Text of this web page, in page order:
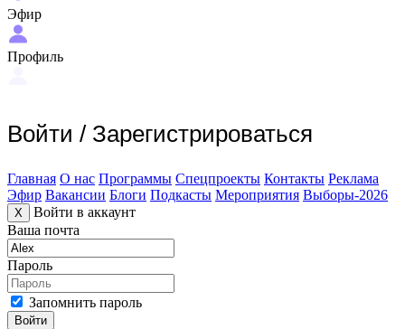
Эфир
Профиль
Войти / Зарегистрироваться
Главная О нас Программы Спецпроекты Контакты Реклама
Эфир Вакансии Блоги Подкасты Мероприятия Выборы-2026
X
Войти в аккаунт
Ваша почта
Пароль
Запомнить пароль
Войти